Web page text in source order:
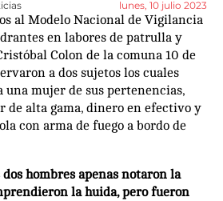
lunes, 10 julio 2023
al Modelo Nacional de Vigilancia
en labores de patrulla y
Colon de la comuna 10 de
a dos sujetos los cuales
una mujer de sus pertenencias,
de alta gama, dinero en efectivo y
con arma de fuego a bordo de
hombres apenas notaron la
la huida, pero fueron